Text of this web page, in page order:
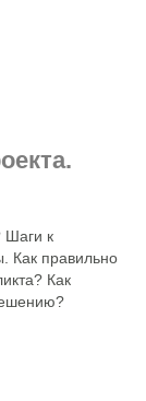
Шаги к
Как правильно
Как